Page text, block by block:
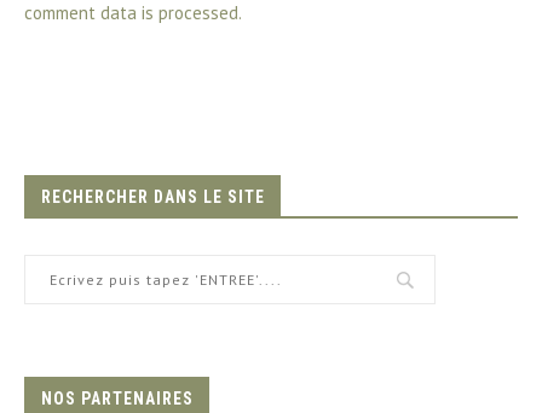
comment data is processed.
RECHERCHER DANS LE SITE
NOS PARTENAIRES